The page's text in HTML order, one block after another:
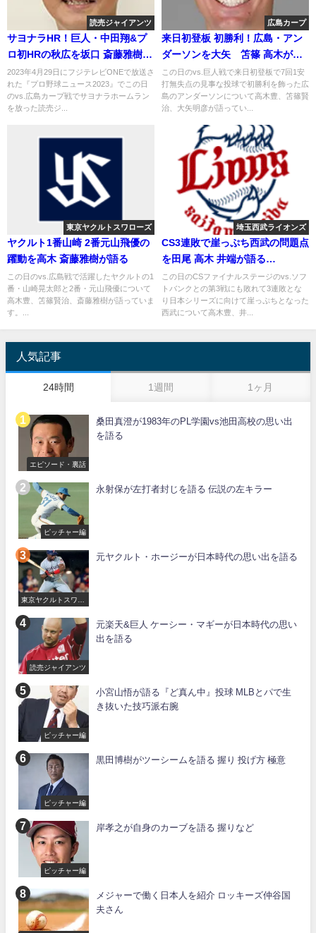
読売ジャイアンツ
サヨナラHR！巨人・中田翔&プ
ロ初HRの秋広を坂口 斎藤雅樹が
語る
2023年4月29日にフジテレビONEで放送さ
れた『プロ野球ニュース2023』でこの日
のvs.広島カープ戦でサヨナラホームラン
を放った読売ジ...
広島カープ
来日初登板 初勝利！広島・アン
ダーソンを大矢 笘篠 高木が語
る
この日のvs.巨人戦で来日初登板で7回1安
打無失点の見事な投球で初勝利を飾った広
島のアンダーソンについて高木豊、笘篠賢
治、大矢明彦が語ってい...
東京ヤクルトスワローズ
ヤクルト1番山崎 2番元山飛優の
躍動を高木 斎藤雅樹が語る
この日のvs.広島戦で活躍したヤクルトの1
番・山崎晃太郎と2番・元山飛優について
高木豊、笘篠賢治、斎藤雅樹が語っていま
す。...
埼玉西武ライオンズ
CS3連敗で崖っぷち西武の問題点
を田尾 高木 井端が語る
2019.10.11
この日のCSファイナルステージのvs.ソフ
トバンクとの第3戦にも敗れて3連敗とな
り日本シリーズに向けて崖っぷちとなった
西武について高木豊、井...
人気記事
24時間 1週間 1ヶ月
エピソード・裏話
桑田真澄が1983年のPL学園vs池田高校の思い出
を語る
ピッチャー編
永射保が左打者封じを語る 伝説の左キラー
東京ヤクルトスワロ
元ヤクルト・ホージーが日本時代の思い出を語る
読売ジャイアンツ
元楽天&巨人 ケーシー・マギーが日本時代の思い
出を語る
ピッチャー編
小宮山悟が語る『ど真ん中』投球 MLBとパで生
き抜いた技巧派右腕
ピッチャー編
黒田博樹がツーシームを語る 握り 投げ方 極意
ピッチャー編
岸孝之が自身のカーブを語る 握りなど
メジャーで働く日本人を紹介 ロッキーズ仲谷国
夫さん